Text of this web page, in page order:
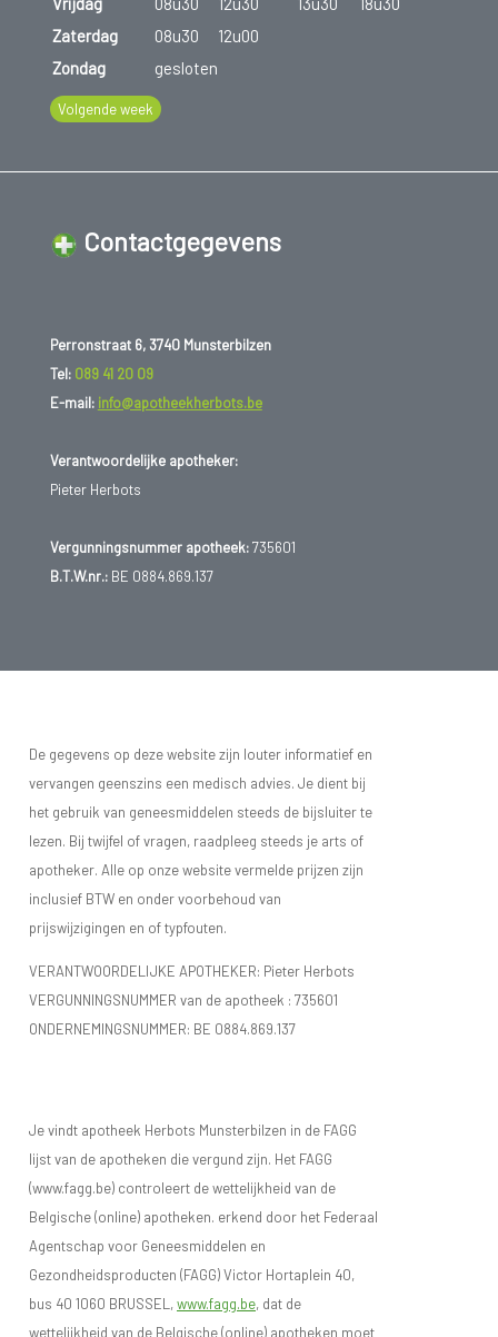
Zaterdag
08u30
12u00
Zondag
gesloten
Volgende week
Contactgegevens
Perronstraat 6, 3740 Munsterbilzen
Tel: 089 41 20 09
E-mail: info@apotheekherbots.be
Verantwoordelijke apotheker:
Pieter Herbots
Vergunningsnummer apotheek:735601
B.T.W.nr.:BE 0884.869.137
De gegevens op deze website zijn louter informatief en
vervangen geenszins een medisch advies. Je dient bij
het gebruik van geneesmiddelen steeds de bijsluiter te
lezen. Bij twijfel of vragen, raadpleeg steeds je arts of
apotheker. Alle op onze website vermelde prijzen zijn
inclusief BTW en onder voorbehoud van
prijswijzigingen en of typfouten.
VERANTWOORDELIJKE APOTHEKER: Pieter Herbots
VERGUNNINGSNUMMER van de apotheek : 735601
ONDERNEMINGSNUMMER: BE 0884.869.137
Je vindt apotheek Herbots Munsterbilzen in de FAGG
lijst van de apotheken die vergund zijn. Het FAGG
(www.fagg.be) controleert de wettelijkheid van de
Belgische (online) apotheken. erkend door het Federaal
Agentschap voor Geneesmiddelen en
Gezondheidsproducten (FAGG) Victor Hortaplein 40,
bus 40 1060 BRUSSEL,www.fagg.be, dat de
wettelijkheid van de Belgische (online) apotheken moet